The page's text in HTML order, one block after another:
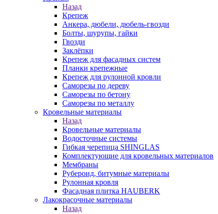
Назад
Крепеж
Анкера, дюбели, дюбель-гвозди
Болты, шурупы, гайки
Гвозди
Заклёпки
Крепеж для фасадных систем
Планки крепежные
Крепеж для рулонной кровли
Саморезы по дереву
Саморезы по бетону
Саморезы по металлу
Кровельные материалы
Назад
Кровельные материалы
Водосточные системы
Гибкая черепица SHINGLAS
Комплектующие для кровельных материалов
Мембраны
Рубероид, битумные материалы
Рулонная кровля
Фасадная плитка HAUBERK
Лакокрасочные материалы
Назад